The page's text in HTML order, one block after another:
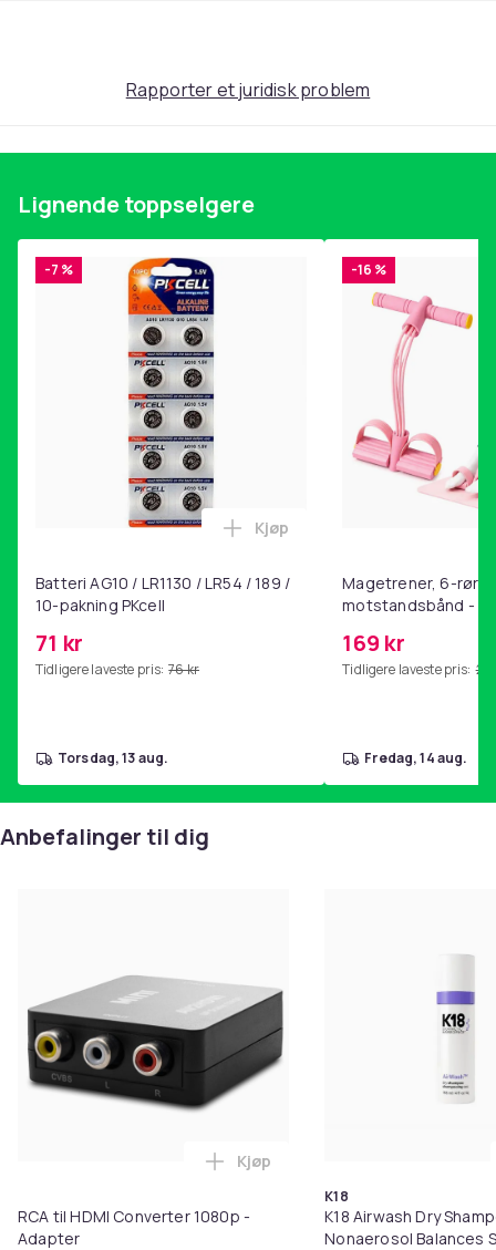
Skjermstørrelse
Skjermtype
Berøringsskjerm
Artikkel nr.
890a11bf-49ce-5652-a308-1dc17504f833
Produktsikkerhetsinformasjon
Rapporter et juridisk problem
Lignende toppselgere
-7 %
Batteri AG10 / LR1130 / LR54 / 189 /
10-pakning PKcell
71 kr
Tidligere laveste pris: 76 kr
Legg Batteri AG10 / LR1130 /
Kjøp
torsdag, 13 aug.
-16 %
Magetrener, 6-rørs
motstandsbånd -
hjemmegymnastikk
169 kr
Tidligere laveste pris:
fredag, 14 aug.
Anbefalinger til dig
RCA til HDMI Converter 1080p -
Adapter
Legg RCA til HDMI Converter
Kjøp
K18
K18 Airwash Dry
Nonaerosol Balances